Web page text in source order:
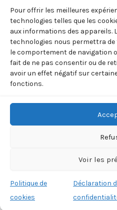
Pour offrir les meilleures
technologies telles que les
aux informations des appareils.
technologies nous permettra
le comportement de navigation
fait de ne pas consentir ou de
avoir un effet négatif sur
fonctions.
Voir les
Politique de
cookies
Déclaration
12,00€ TTC
Ajouter
au
panier
€
au
Copyright © 2026